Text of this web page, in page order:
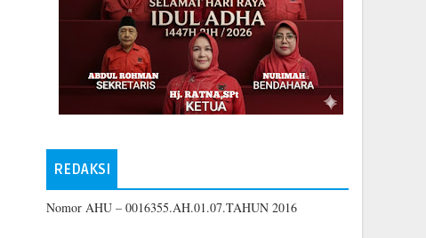
REDAKSI
Nomor AHU – 0016355.AH.01.07.TAHUN 2016